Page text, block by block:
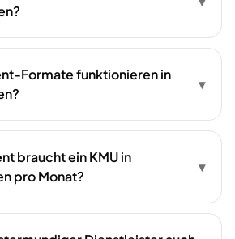
Formate funktionieren in
▾
braucht ein KMU in
pro Monat?
▾